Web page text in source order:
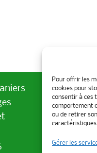
Pour offrir les
cookies pour
consentir à ces
comportement
ou de retirer
Gérer les